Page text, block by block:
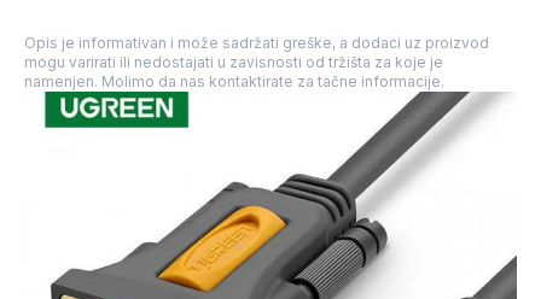
Opis je informativan i može sadržati greške, a dodaci uz proizvod
mogu varirati ili nedostajati u zavisnosti od tržišta za koje je
namenjen. Molimo da nas kontaktirate za tačne informacije.